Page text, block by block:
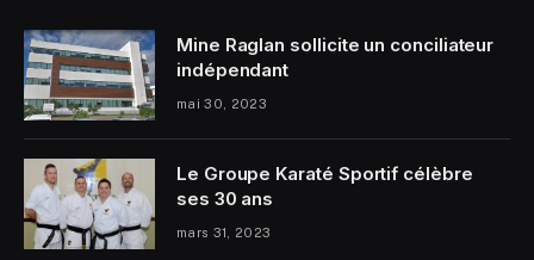
Mine Raglan sollicite un conciliateur
indépendant
mai 30, 2023
Le Groupe Karaté Sportif célèbre
ses 30 ans
mars 31, 2023